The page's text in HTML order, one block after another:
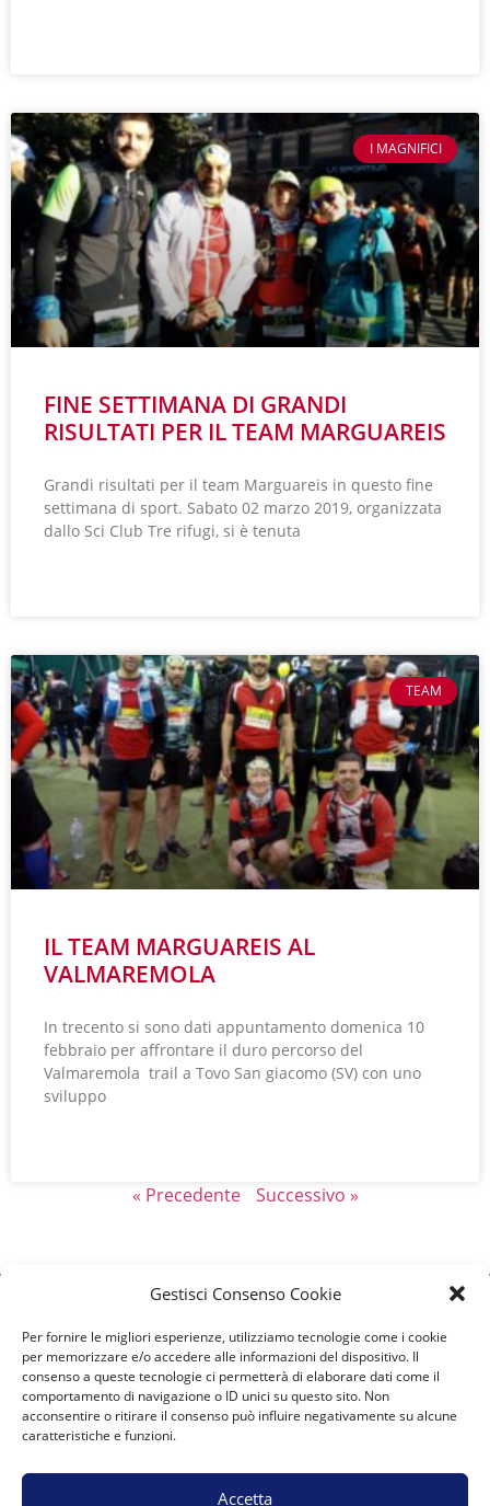
Gestisci Consenso Cookie
Per fornire le migliori esperienze, utilizziamo tecnologie come i cookie
per memorizzare e/o accedere alle informazioni del dispositivo. Il
consenso a queste tecnologie ci permetterà di elaborare dati come il
comportamento di navigazione o ID unici su questo sito. Non
acconsentire o ritirare il consenso può influire negativamente su alcune
caratteristiche e funzioni.
Accetta
I MAGNIFICI
FINE SETTIMANA DI GRANDI
RISULTATI PER IL TEAM MARGUAREIS
Grandi risultati per il team Marguareis in questo fine
settimana di sport. Sabato 02 marzo 2019, organizzata
dallo Sci Club Tre rifugi, si è tenuta
TEAM
IL TEAM MARGUAREIS AL
VALMAREMOLA
In trecento si sono dati appuntamento domenica 10
febbraio per affrontare il duro percorso del
Valmaremola trail a Tovo San giacomo (SV) con uno
sviluppo
« Precedente Successivo »
A.S.D. Team Marguareis
Vicolo del Moro 6 12084 Mondovì presso 00UP s.r.l.s.
E-mail: team.marguareis@gmail.com